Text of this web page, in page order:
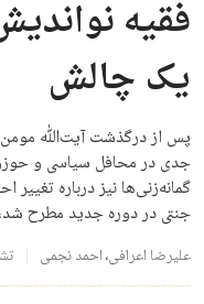
فقیه
یک چالش
پس از درگذشت آیت‌ﷲ مومن،
جدی در محافل سیاسی و
گمانه‌زنی‌ها نیز درباره
جنتی در دوره جدید مطرح
علیرضا اعرافی،احمد نجمی